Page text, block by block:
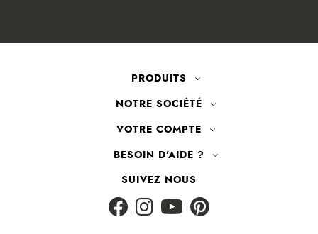
PRODUITS
NOTRE SOCIÉTÉ
VOTRE COMPTE
BESOIN D'AIDE ?
SUIVEZ NOUS